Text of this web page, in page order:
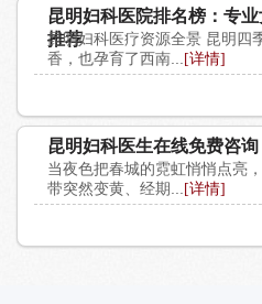
昆明妇科医院排名榜：专
推荐
昆明妇科医疗资源全景 昆明四
香，也孕育了西南...
[详情]
昆明妇科医生在线免费咨
当夜色把春城的霓虹悄悄点亮
带突然变黄、经期...
[详情]